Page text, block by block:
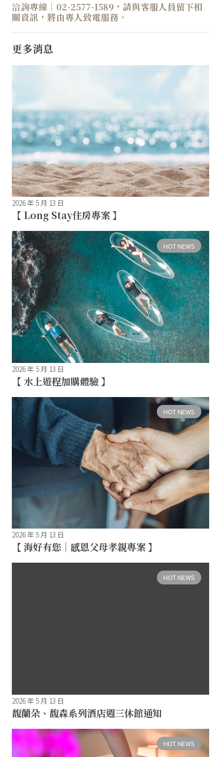
洽詢專線｜02-2577-1589，請與客服人員留下相
關資訊，將由專人致電服務。
更多消息
2026 年 5 月 13 日
【 Long Stay住房專案 】
HOT NEWS
2026 年 5 月 13 日
【 水上遊程加購體驗 】
HOT NEWS
2026 年 5 月 13 日
【 海好有您｜感恩父母孝親專案 】
HOT NEWS
2026 年 5 月 13 日
馥蘭朵、馥森系列酒店週三休館通知
HOT NEWS